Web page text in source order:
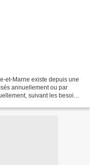
et-Marne existe depuis une
annuellement ou par
suivant les besoins.